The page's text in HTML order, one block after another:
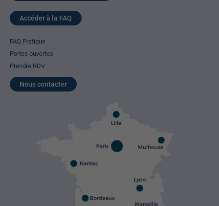
Accéder à la FAQ
FAQ Pratique
Portes ouvertes
Prendre RDV
Nous contacter